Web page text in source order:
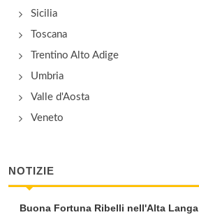
Sicilia
Toscana
Trentino Alto Adige
Umbria
Valle d'Aosta
Veneto
NOTIZIE
Buona Fortuna Ribelli nell'Alta Langa